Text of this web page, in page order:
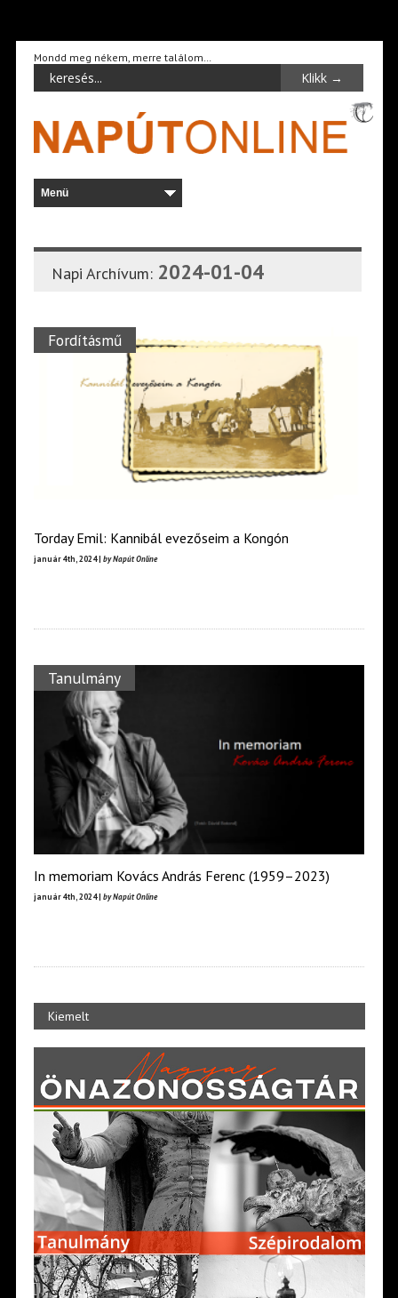
Mondd meg nékem, merre találom…
Napi Archívum: 2024-01-04
Fordításmű
Torday Emil: Kannibál evezőseim a Kongón
január 4th, 2024 | by Napút Online
Tanulmány
In memoriam Kovács András Ferenc (1959–2023)
január 4th, 2024 | by Napút Online
Kiemelt